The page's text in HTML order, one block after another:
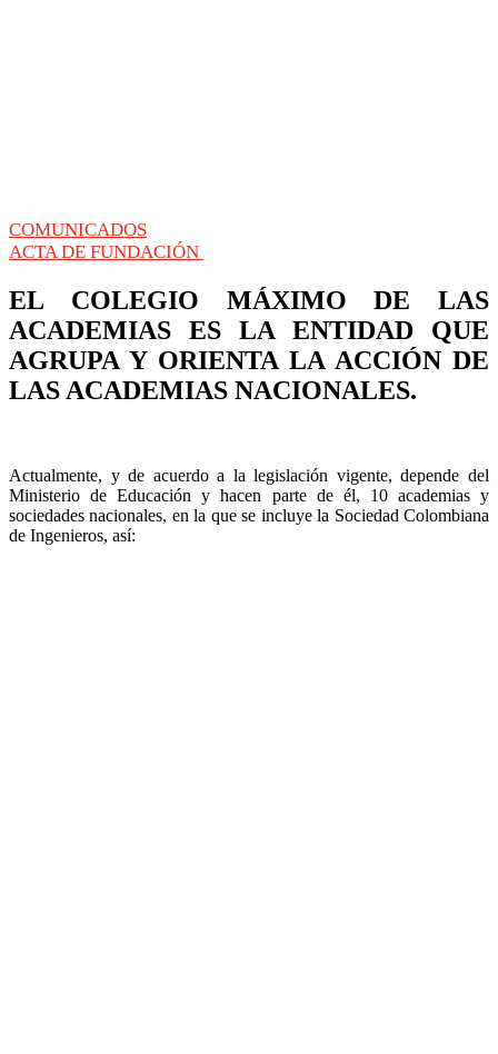
COMUNICADOS
ACTA DE FUNDACIÓN
EL COLEGIO MÁXIMO DE LAS
ACADEMIAS ES LA ENTIDAD QUE
AGRUPA Y ORIENTA LA ACCIÓN DE
LAS ACADEMIAS NACIONALES.
Actualmente, y de acuerdo a la legislación vigente, depende del
Ministerio de Educación y hacen parte de él, 10 academias y
sociedades nacionales, en la que se incluye la Sociedad Colombiana
de Ingenieros, así: